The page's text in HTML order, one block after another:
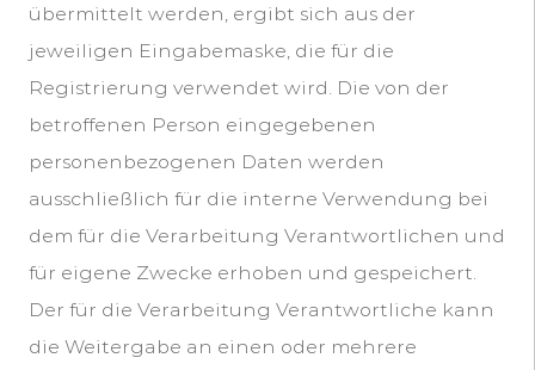
übermittelt werden, ergibt sich aus der
jeweiligen Eingabemaske, die für die
Registrierung verwendet wird. Die von der
betroffenen Person eingegebenen
personenbezogenen Daten werden
ausschließlich für die interne Verwendung bei
dem für die Verarbeitung Verantwortlichen und
für eigene Zwecke erhoben und gespeichert.
Der für die Verarbeitung Verantwortliche kann
die Weitergabe an einen oder mehrere